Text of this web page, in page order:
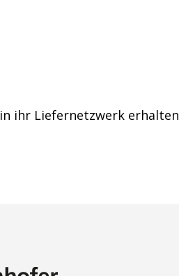
ihr Liefernetzwerk erhalten